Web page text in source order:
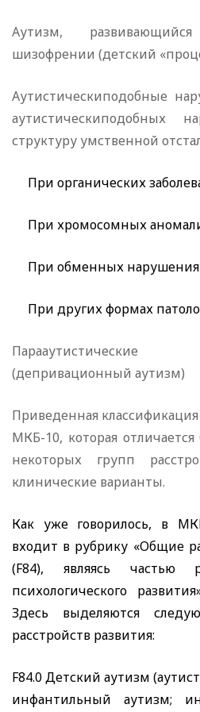
Аутизм,
шизофрении (детский
Аутистическиподобные
аутистическиподобных
структуру умственной
При органических
При хромосомных
При обменных
При других формах
(депривационный аутизм)
Приведенная
МКБ-10, которая
некоторых групп
клинические варианты.
Как уже говорилось, в
входит в рубрику «Общие
(F84), являясь частью
психологического
Здесь выделяются
расстройств развития:
F84.0Детский аутизм
инфантильный аутизм;